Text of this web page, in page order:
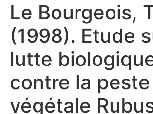
Le Bourgeois,
(1998). Etude
lutte
contre la peste
végétale